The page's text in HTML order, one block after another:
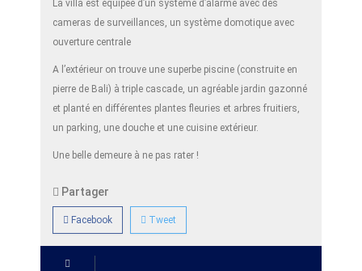
La villa est équipée d’un système d’alarme avec des
cameras de surveillances, un système domotique avec
ouverture centrale
A l’extérieur on trouve une superbe piscine (construite en
pierre de Bali) à triple cascade, un agréable jardin gazonné
et planté en différentes plantes fleuries et arbres fruitiers,
un parking, une douche et une cuisine extérieur.
Une belle demeure à ne pas rater !
Partager
Facebook Tweet